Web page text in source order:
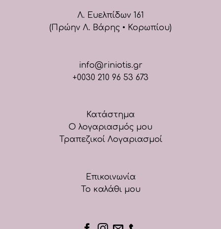
Λ. Ευελπίδων 161
(Πρώην Λ. Βάρης • Κορωπίου)
info@riniotis.gr
+0030 210 96 53 673
Κατάστημα
Ο λογαριασμός μου
Τραπεζικοί Λογαριασμοί
Επικοινωνία
Το καλάθι μου